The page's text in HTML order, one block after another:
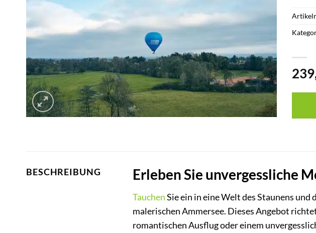
BESCHREIBUNG Erleben Sie unvergessliche
TauchenSie ein in eine Welt des Staunens
malerischen Ammersee. Dieses Angebot
romantischen Ausflug oder einem